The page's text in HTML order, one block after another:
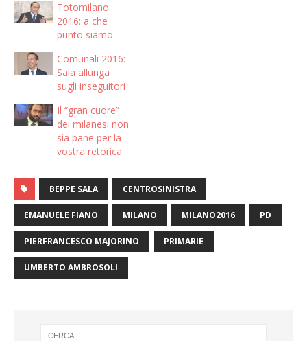
Totomilano
2016: a che
punto siamo
Comunali 2016:
Sala allunga
sugli inseguitori
Il “gran cuore”
dei milanesi non
sia pane per la
vostra retorica
BEPPE SALA CENTROSINISTRA
EMANUELE FIANO MILANO MILANO2016 PD
PIERFRANCESCO MAJORINO PRIMARIE
UMBERTO AMBROSOLI